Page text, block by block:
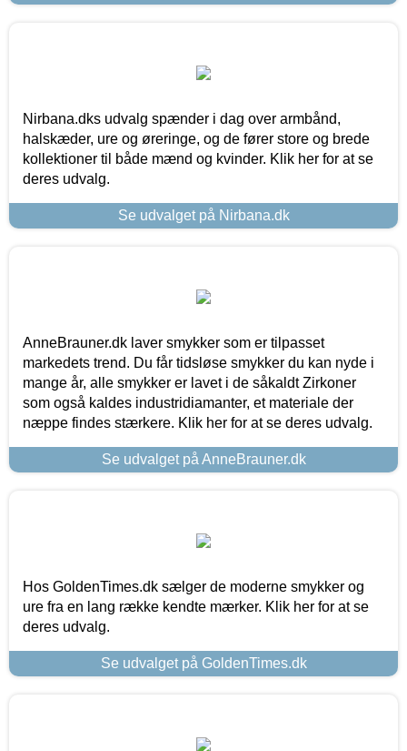
Nirbana.dks udvalg spænder i dag over armbånd,
halskæder, ure og øreringe, og de fører store og brede
kollektioner til både mænd og kvinder. Klik her for at se
deres udvalg.
Se udvalget på Nirbana.dk
AnneBrauner.dk laver smykker som er tilpasset
markedets trend. Du får tidsløse smykker du kan nyde i
mange år, alle smykker er lavet i de såkaldt Zirkoner
som også kaldes industridiamanter, et materiale der
næppe findes stærkere. Klik her for at se deres udvalg.
Se udvalget på AnneBrauner.dk
Hos GoldenTimes.dk sælger de moderne smykker og
ure fra en lang række kendte mærker. Klik her for at se
deres udvalg.
Se udvalget på GoldenTimes.dk